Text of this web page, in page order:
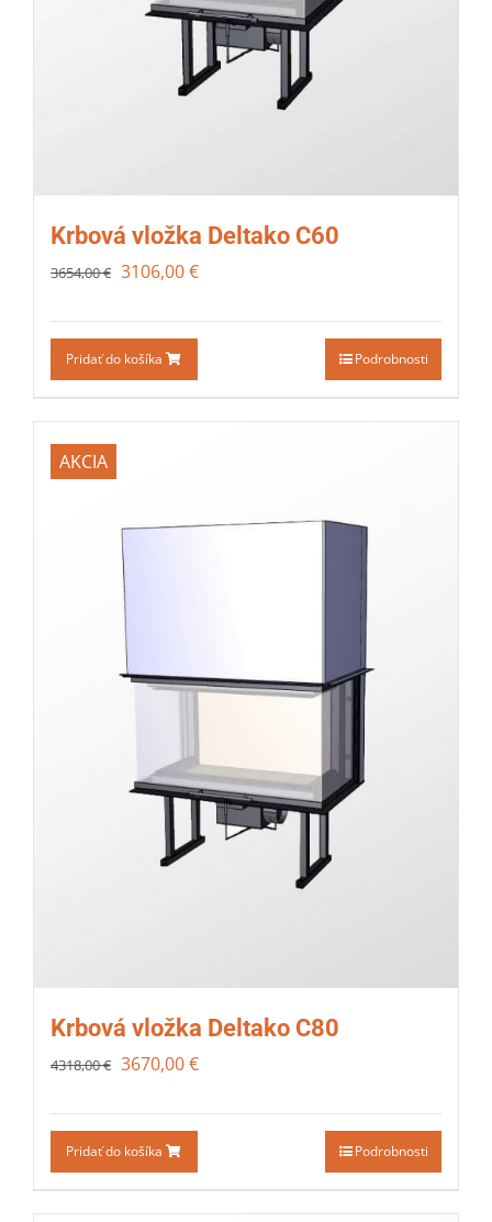
Krbová vložka Deltako C60
3654,00€ 3106,00€
Pridať do košíka Podrobnosti
AKCIA
Krbová vložka Deltako C80
4318,00€ 3670,00€
Pridať do košíka Podrobnosti